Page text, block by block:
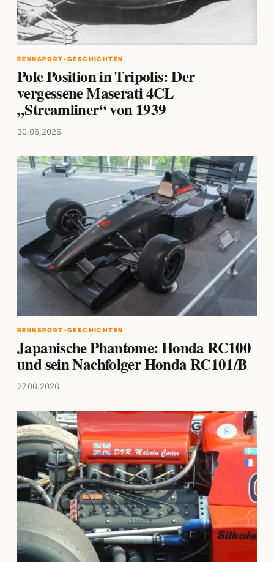
RENNSPORT-GESCHICHTEN
Pole Position in Tripolis: Der
vergessene Maserati 4CL
„Streamliner“ von 1939
30.06.2026
RENNSPORT-GESCHICHTEN
Japanische Phantome: Honda RC100
und sein Nachfolger Honda RC101/B
27.06.2026